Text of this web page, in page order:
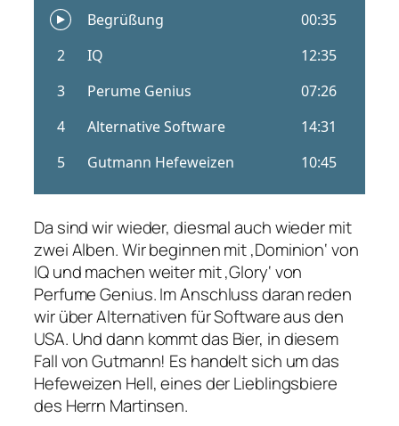
Da sind wir wieder, diesmal auch wieder mit
zwei Alben. Wir beginnen mit ‚Dominion‘ von
IQ und machen weiter mit ‚Glory‘ von
Perfume Genius. Im Anschluss daran reden
wir über Alternativen für Software aus den
USA. Und dann kommt das Bier, in diesem
Fall von Gutmann! Es handelt sich um das
Hefeweizen Hell, eines der Lieblingsbiere
des Herrn Martinsen.